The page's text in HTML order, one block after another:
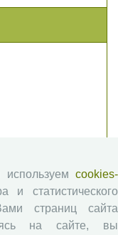
cookies-
статистического
страниц сайта
на сайте, вы